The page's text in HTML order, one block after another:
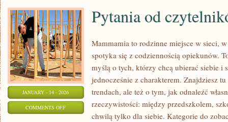
JANUARY - 14 - 2026
COMMENTS OFFON
Pytania od
Mammamia to rodzinne miejsce w sieci,
spotyka się z codziennością opiekunów.
myślą o tych, którzy chcą ubierać siebie i
jednocześnie z charakterem. Znajdziesz
trendach, ale też o tym, jak odnaleźć
rzeczywistości: między przedszkolem,
chwilą tylko dla siebie. Kategorie do